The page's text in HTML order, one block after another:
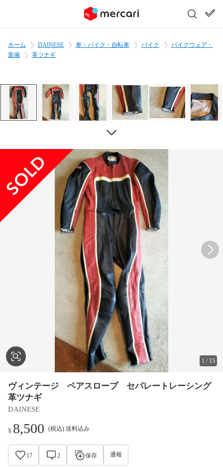
ホーム DAINESE 車・バイク・自転車 バイク
バイクウェア・
装備
革ツナギ
1 / 15
ヴィンテージ ペアスロープ セパレートレーシング
革ツナギ
DAINESE
¥8,500 (税込) 送料込み
17 2 保存 通報